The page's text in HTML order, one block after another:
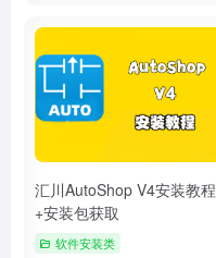
汇川AutoShop V4安装教程
+安装包获取
软件安装类